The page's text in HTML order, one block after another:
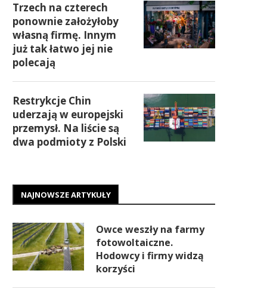
Trzech na czterech
ponownie założyłoby
własną firmę. Innym
już tak łatwo jej nie
polecają
Restrykcje Chin
uderzają w europejski
przemysł. Na liście są
dwa podmioty z Polski
NAJNOWSZE ARTYKUŁY
Owce weszły na farmy
fotowoltaiczne.
Hodowcy i firmy widzą
korzyści